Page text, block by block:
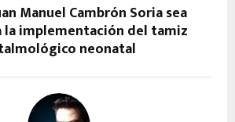
Manuel Cambrón Soria sea
implementación del tamiz
neonatal